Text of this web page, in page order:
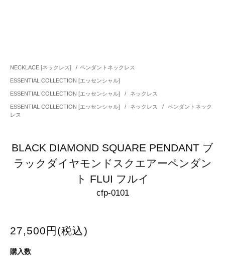
NECKLACE [ネックレス] / ペンダントネックレス
ESSENTIAL COLLECTION [エッセンシャル]
ESSENTIAL COLLECTION [エッセンシャル] / ネックレス
ESSENTIAL COLLECTION [エッセンシャル] / ネックレス /
ペンダントネック
レス
BLACK DIAMOND SQUARE PENDANT ブ
ラックダイヤモンドスクエアーペンダン
ト FLUI フルイ
cfp-0101
27,500円(税込)
購入数